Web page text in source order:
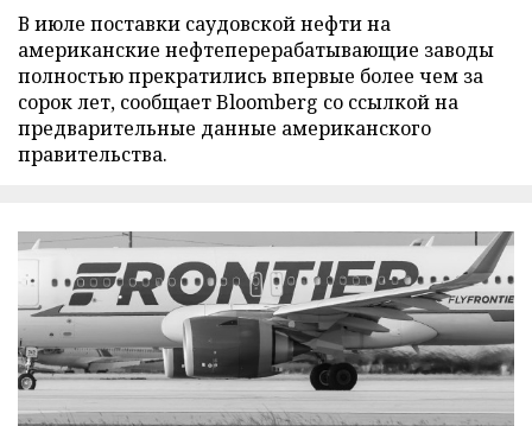
В июле поставки саудовской нефти на
американские нефтеперерабатывающие заводы
полностью прекратились впервые более чем за
сорок лет, сообщает Bloomberg со ссылкой на
предварительные данные американского
правительства.